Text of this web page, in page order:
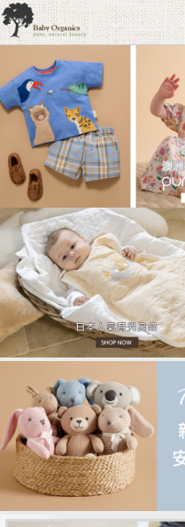
首頁
澳洲Purebaby有機棉
日本品牌育兒配件
韓國Merebe寶寶配件
嬰兒
女生
男生
禮品
服務據點
品牌故事
客服專區